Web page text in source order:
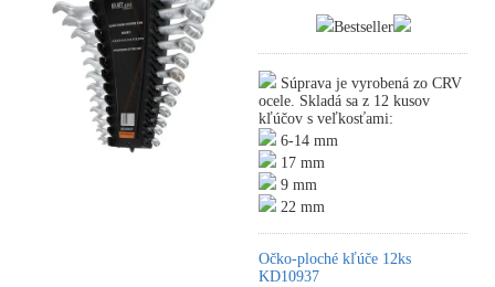
Bestseller
Súprava je vyrobená zo CRV
ocele. Skladá sa z 12 kusov
kľúčov s veľkosťami:
6-14 mm
17 mm
9 mm
22 mm
Očko-ploché kľúče 12ks
KD10937